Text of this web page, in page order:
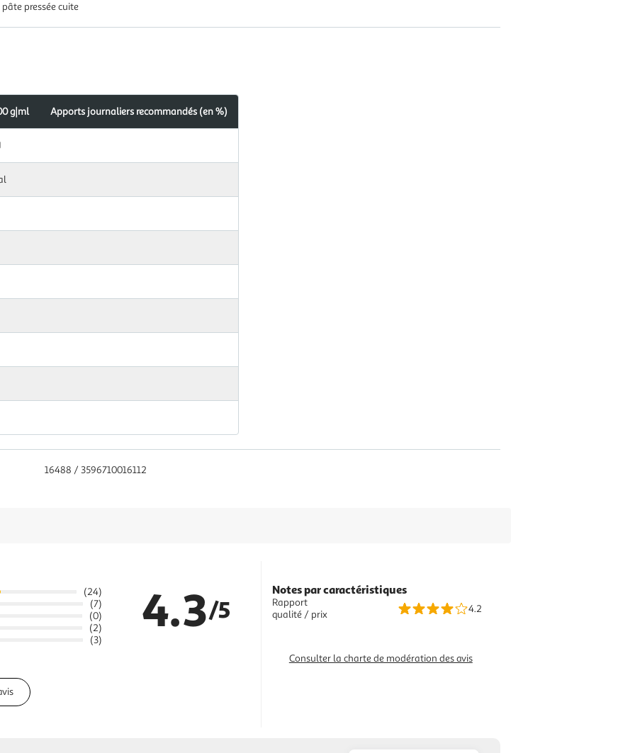
pressée cuite
g|ml Apports journaliers recommandés (en %)
16488 / 3596710016112
(24)
(7)
(0)
(2)
(3)
4.3/5
Notes par caractéristiques
Rapport
qualité / prix
4.2
Consulter la charte de modération des avis